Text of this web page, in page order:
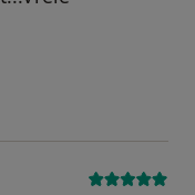
byl odstraněn